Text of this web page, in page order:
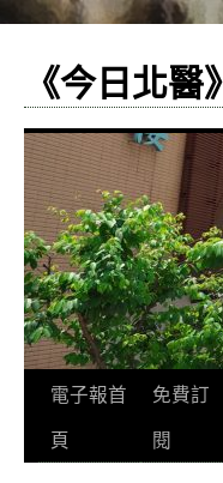
《今日北
跳
至
電子報首
頁
免費訂
閱